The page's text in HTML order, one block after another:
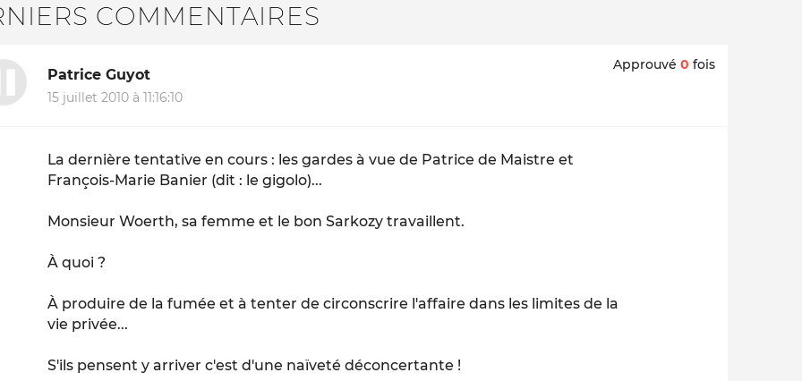
COMMENTAIRES
Patrice Guyot
15 juillet 2010 à 11:16:10
Approuvé 0 fois
La dernière tentative en cours : les gardes à vue de Patrice de Maistre et
François-Marie Banier (dit : le gigolo)...
Monsieur Woerth, sa femme et le bon Sarkozy travaillent.
À quoi ?
À produire de la fumée et à tenter de circonscrire l'affaire dans les limites de la
vie privée...
S'ils pensent y arriver c'est d'une naïveté déconcertante !